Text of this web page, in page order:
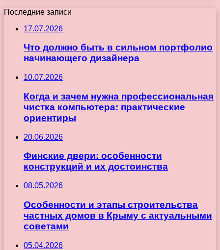
Последние записи
17.07.2026
Что должно быть в сильном портфолио
начинающего дизайнера
10.07.2026
Когда и зачем нужна профессиональная
чистка компьютера: практические
ориентиры
20.06.2026
Финские двери: особенности
конструкций и их достоинства
08.05.2026
Особенности и этапы строительства
частных домов в Крыму с актуальными
советами
05.04.2026